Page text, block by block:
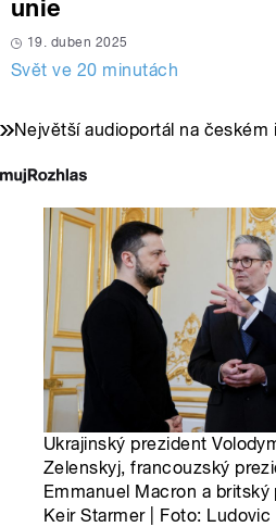
unie
19. duben 2025
Svět ve 20 minutách
Největší audioportál na českém
Ukrajinský prezident
Zelenskyj, francouzský
Emmanuel Macron a britský
Keir Starmer | Foto: Ludovic